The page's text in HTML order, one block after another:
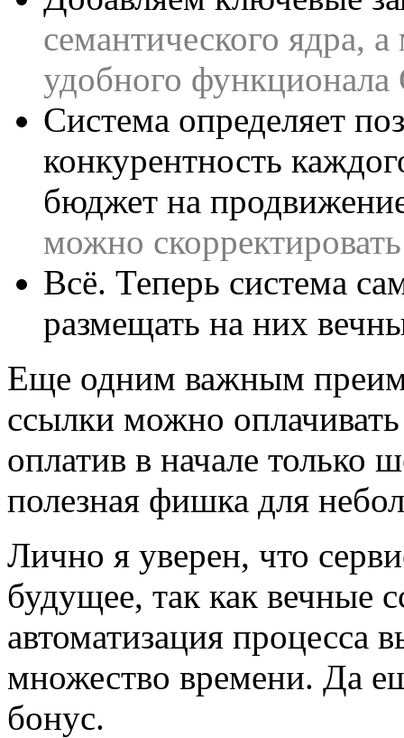
семантического ядра,
удобного функционала
Система определяет
конкурентность
бюджет на
можно
Всё. Теперь система
размещать на них
Еще одним важным
ссылки можно оплачивать
оплатив в начале только
полезная фишка для
Лично я уверен, что
будущее, так как вечные
автоматизация процесса
множество времени. Да
бонус.